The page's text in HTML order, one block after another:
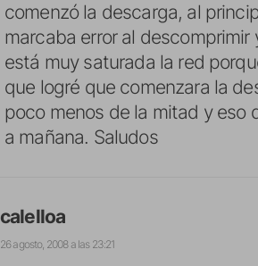
comenzó la descarga, al
marcaba error al
está muy saturada la red
que logré que comenzara la
poco menos de la mitad y eso
a mañana. Saludos
calelloa
26 agosto, 2008 a las 23:21